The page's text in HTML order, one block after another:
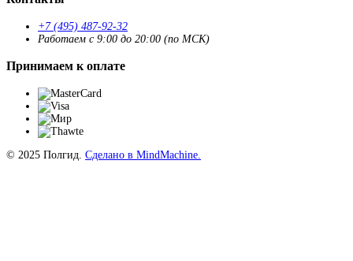
+7 (495) 487-92-32
Работаем с 9:00 до 20:00 (по МСК)
Принимаем к оплате
© 2025 Полгид. Сделано в MindMachine.